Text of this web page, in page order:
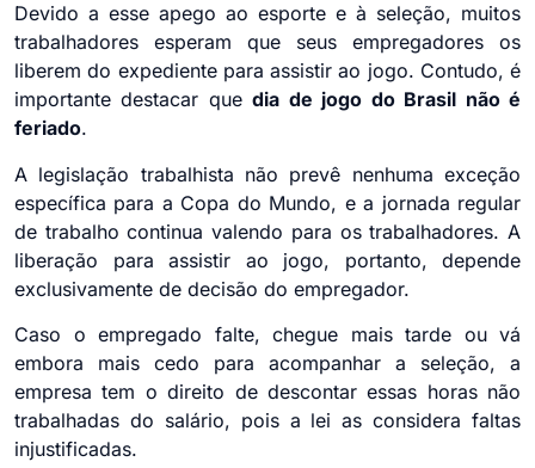
Devido a esse apego ao esporte e à seleção, muitos
trabalhadores esperam que seus empregadores os
liberem do expediente para assistir ao jogo. Contudo, é
importante destacar quedia de jogo do Brasil não é
feriado.
A legislação trabalhista não prevê nenhuma exceção
específica para a Copa do Mundo, e a jornada regular
de trabalho continua valendo para os trabalhadores. A
liberação para assistir ao jogo, portanto, depende
exclusivamente de decisão do empregador.
Caso o empregado falte, chegue mais tarde ou vá
embora mais cedo para acompanhar a seleção, a
empresa tem o direito de descontar essas horas não
trabalhadas do salário, pois a lei as considera faltas
injustificadas.